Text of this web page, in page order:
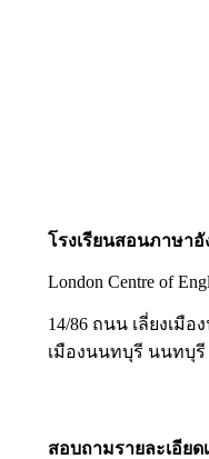
โรงเรียนสอนภาษา
London Centre of
14/86 ถนน เลี่ยงเ
เมืองนนทบุรี นนทบุรี
สอบถามรายละเอียด